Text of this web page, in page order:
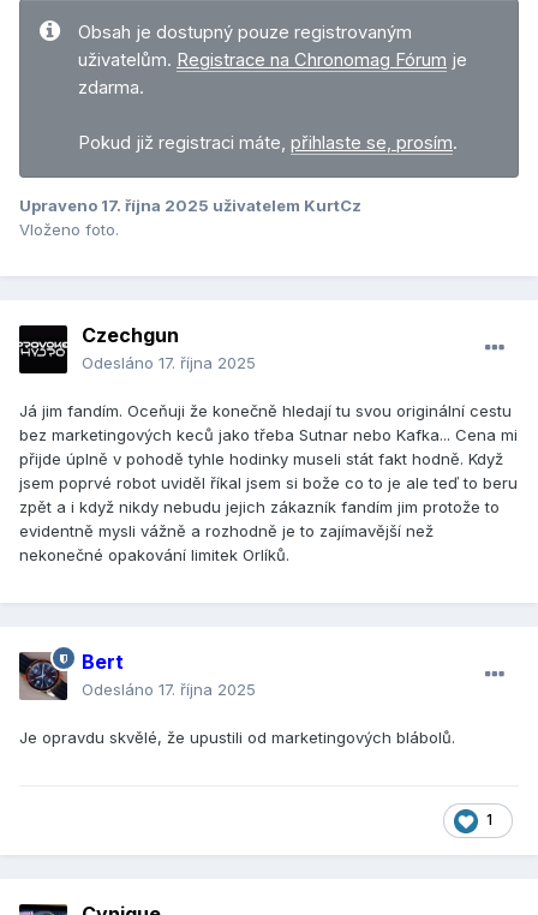
Obsah je dostupný pouze registrovaným
uživatelům. Registrace na Chronomag Fórum je
zdarma.
Pokud již registraci máte, přihlaste se, prosím.
Upraveno 17. října 2025 uživatelem KurtCz
Vloženo foto.
Czechgun
Odesláno 17. října 2025
Já jim fandím. Oceňuji že konečně hledají tu svou originální cestu
bez marketingových keců jako třeba Sutnar nebo Kafka... Cena mi
přijde úplně v pohodě tyhle hodinky museli stát fakt hodně. Když
jsem poprvé robot uviděl říkal jsem si bože co to je ale teď to beru
zpět a i když nikdy nebudu jejich zákazník fandím jim protože to
evidentně mysli vážně a rozhodně je to zajímavější než
nekonečné opakování limitek Orlíků.
Bert
Odesláno 17. října 2025
Je opravdu skvělé, že upustili od marketingových blábolů.
1